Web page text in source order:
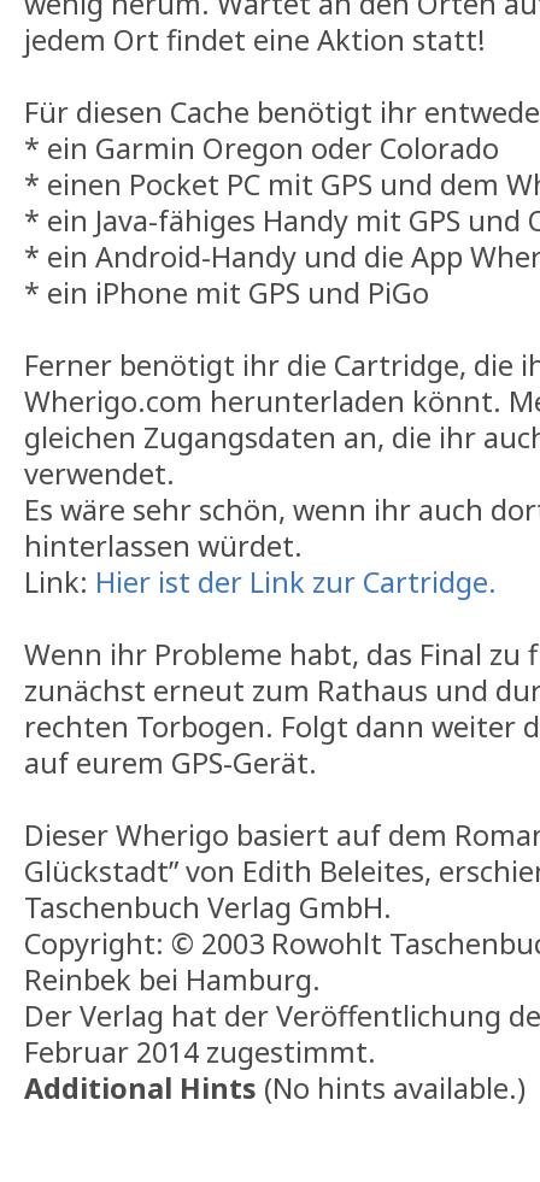
jedem Ort findet eine Aktion statt!
Für diesen Cache benötigt ihr
* ein Garmin Oregon oder Colorado
* einen Pocket PC mit GPS und dem
* ein Java-fähiges Handy mit GPS und
* ein Android-Handy und die App
* ein iPhone mit GPS und PiGo
Ferner benötigt ihr die Cartridge, die
Wherigo.com herunterladen könnt.
gleichen Zugangsdaten an, die ihr
verwendet.
Es wäre sehr schön, wenn ihr auch
hinterlassen würdet.
Link: Hier ist der Link zur Cartridge.
Wenn ihr Probleme habt, das Final zu
zunächst erneut zum Rathaus und
rechten Torbogen. Folgt dann weiter
auf eurem GPS-Gerät.
Dieser Wherigo basiert auf dem
Glückstadt” von Edith Beleites,
Taschenbuch Verlag GmbH.
Copyright: © 2003 Rowohlt
Reinbek bei Hamburg.
Der Verlag hat der Veröffentlichung
Februar 2014 zugestimmt.
Additional Hints (No hints available.)